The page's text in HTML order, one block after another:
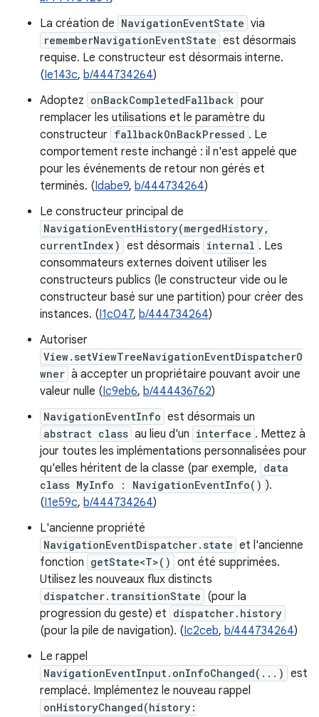
La création de NavigationEventState via
rememberNavigationEventState est désormais
requise. Le constructeur est désormais interne.
(Ie143c, b/444734264)
Adoptez onBackCompletedFallback pour
remplacer les utilisations et le paramètre du
constructeur fallbackOnBackPressed . Le
comportement reste inchangé : il n'est appelé que
pour les événements de retour non gérés et
terminés. (Idabe9, b/444734264)
Le constructeur principal de
NavigationEventHistory(mergedHistory,
currentIndex) est désormais internal . Les
consommateurs externes doivent utiliser les
constructeurs publics (le constructeur vide ou le
constructeur basé sur une partition) pour créer des
instances. (I1c047, b/444734264)
Autoriser
View.setViewTreeNavigationEventDispatcherO
wner à accepter un propriétaire pouvant avoir une
valeur nulle (Ic9eb6, b/444436762)
NavigationEventInfo est désormais un
abstract class au lieu d'un interface . Mettez à
jour toutes les implémentations personnalisées pour
qu'elles héritent de la classe (par exemple, data
class MyInfo : NavigationEventInfo() ).
(I1e59c, b/444734264)
L'ancienne propriété
NavigationEventDispatcher.state et l'ancienne
fonction getState<T>() ont été supprimées.
Utilisez les nouveaux flux distincts
dispatcher.transitionState (pour la
progression du geste) et dispatcher.history
(pour la pile de navigation). (Ic2ceb, b/444734264)
Le rappel
NavigationEventInput.onInfoChanged(...) est
remplacé. Implémentez le nouveau rappel
onHistoryChanged(history: